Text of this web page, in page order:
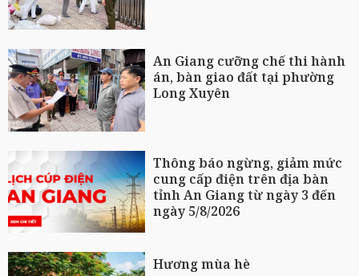
An Giang cưỡng chế thi hành
án, bàn giao đất tại phường
Long Xuyên
Thông báo ngừng, giảm mức
cung cấp điện trên địa bàn
tỉnh An Giang từ ngày 3 đến
ngày 5/8/2026
Hương mùa hè